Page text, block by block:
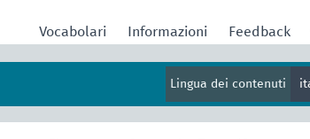
Vocabolari Informazioni Feedback
Lingua dei contenuti